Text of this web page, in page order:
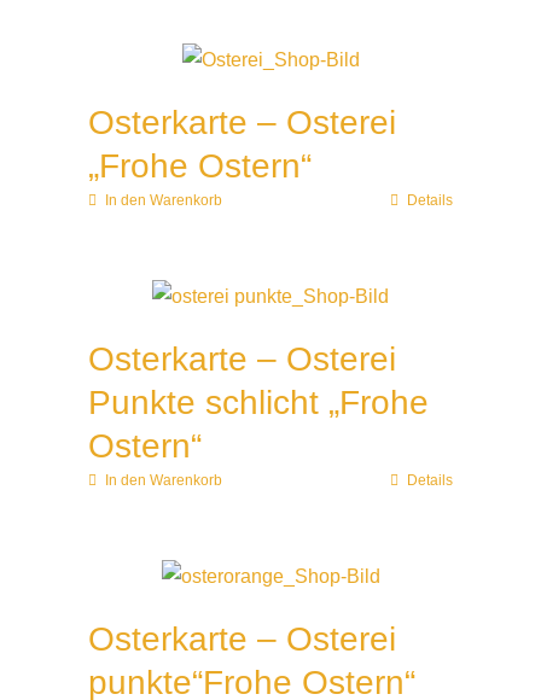
Osterkarte – Osterei
„Frohe Ostern“
In den Warenkorb Details
Osterkarte – Osterei
Punkte schlicht „Frohe
Ostern“
In den Warenkorb Details
Osterkarte – Osterei
punkte“Frohe Ostern“